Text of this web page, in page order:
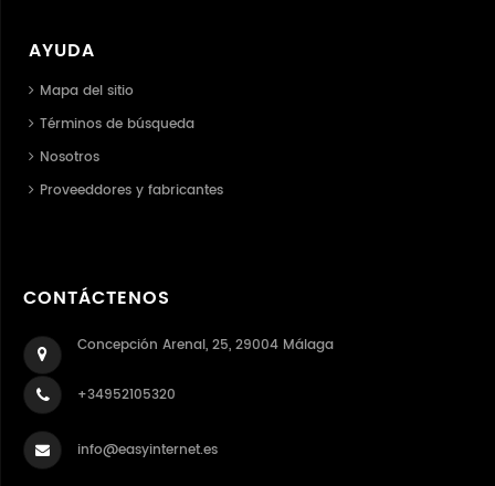
AYUDA
Mapa del sitio
Términos de búsqueda
Nosotros
Proveeddores y fabricantes
CONTÁCTENOS
Concepción Arenal, 25, 29004 Málaga
+34952105320
info@easyinternet.es